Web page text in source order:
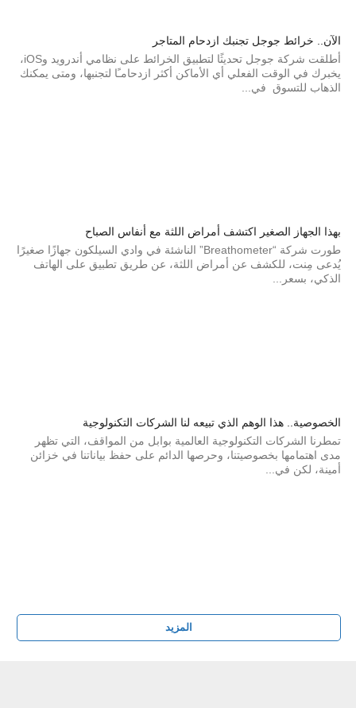
الآن.. خرائط جوجل تجنبك ازدحام المتاجر
أطلقت شركة جوجل تحديثًا لتطبيق الخرائط على نظامي أندرويد وiOS،
يخبرك في الوقت الفعلي أي الأماكن أكثر ازدحامـًا لتجنبها، ومتى يمكنك
الذهاب للتسوق في...
بهذا الجهاز الصغير اكتشف أمراض اللثة مع أنفاس الصباح
طورت شركة “Breathometer” الناشئة في وادي السيلكون جهازًا صغيرًا
يُدعى مِنت، للكشف عن أمراض اللثة، عن طريق تطبيق على الهاتف
الذكي، بسعر...
الخصوصية.. هذا الوهم الذي تبيعه لنا الشركات التكنولوجية
تمطرنا الشركات التكنولوجية العالمية بوابل من المواقف، التي تظهر
مدى اهتمامها بخصوصيتنا، وحرصها الدائم على حفظ بياناتنا في خزائن
أمينة، لكن في...
المزيد